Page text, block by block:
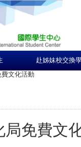
赴姊妹校交換
費文化活動
局免費文